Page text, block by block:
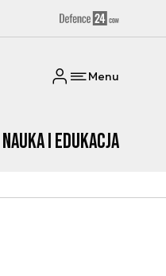
Menu
Nauka i edukacja